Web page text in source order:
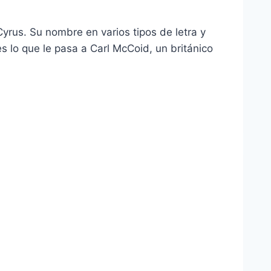
Su nombre en varios tipos de letra y
lo que le pasa a Carl McCoid, un británico